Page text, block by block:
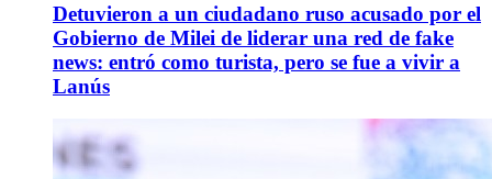
Detuvieron a un ciudadano ruso acusado por el
Gobierno de Milei de liderar una red de fake
news: entró como turista, pero se fue a vivir a
Lanús